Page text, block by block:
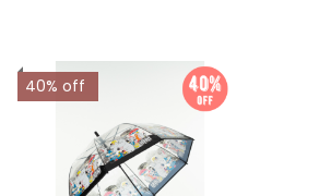
40% off